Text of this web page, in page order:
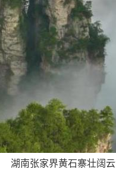
湖南张家界黄石寨壮阔